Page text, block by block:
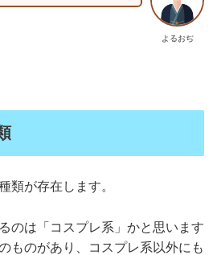
よるおぢ
類が存在します。
のは「コスプレ系」かと思います
ものがあり、コスプレ系以外にも